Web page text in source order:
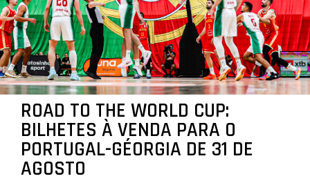
ROAD TO THE WORLD CUP:
BILHETES À VENDA PARA O
PORTUGAL-GÉORGIA DE 31 DE
AGOSTO